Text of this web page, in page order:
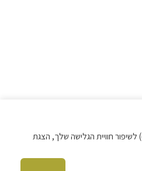
אנחנו משתמשים בעוגיות (cookies) לשיפור חוויית הגלישה שלך, הצגת